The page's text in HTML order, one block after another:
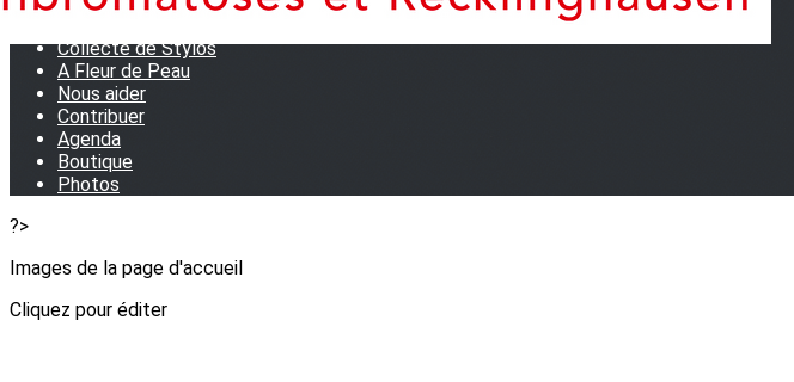
Collecte de Stylos
A Fleur de Peau
Nous aider
Contribuer
Agenda
Boutique
Photos
?>
Images de la page d'accueil
Cliquez pour éditer